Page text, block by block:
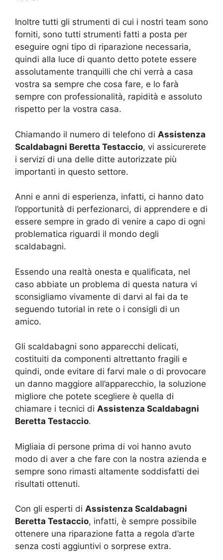
Inoltre tutti gli strumenti di cui i nostri team sono
forniti, sono tutti strumenti fatti a posta per
eseguire ogni tipo di riparazione necessaria,
quindi alla luce di quanto detto potete essere
assolutamente tranquilli che chi verrà a casa
vostra sa sempre che cosa fare, e lo farà
sempre con professionalità, rapidità e assoluto
rispetto per la vostra casa.
Chiamando il numero di telefono di Assistenza
Scaldabagni Beretta Testaccio, vi assicurerete
i servizi di una delle ditte autorizzate più
importanti in questo settore.
Anni e anni di esperienza, infatti, ci hanno dato
l’opportunità di perfezionarci, di apprendere e di
essere sempre in grado di venire a capo di ogni
problematica riguardi il mondo degli
scaldabagni.
Essendo una realtà onesta e qualificata, nel
caso abbiate un problema di questa natura vi
sconsigliamo vivamente di darvi al fai da te
seguendo tutorial in rete o i consigli di un
amico.
Gli scaldabagni sono apparecchi delicati,
costituiti da componenti altrettanto fragili e
quindi, onde evitare di farvi male o di provocare
un danno maggiore all’apparecchio, la soluzione
migliore che potete scegliere è quella di
chiamare i tecnici di Assistenza Scaldabagni
Beretta Testaccio.
Migliaia di persone prima di voi hanno avuto
modo di aver a che fare con la nostra azienda e
sempre sono rimasti altamente soddisfatti dei
risultati ottenuti.
Con gli esperti di Assistenza Scaldabagni
Beretta Testaccio, infatti, è sempre possibile
ottenere una riparazione fatta a regola d’arte
senza costi aggiuntivi o sorprese extra.